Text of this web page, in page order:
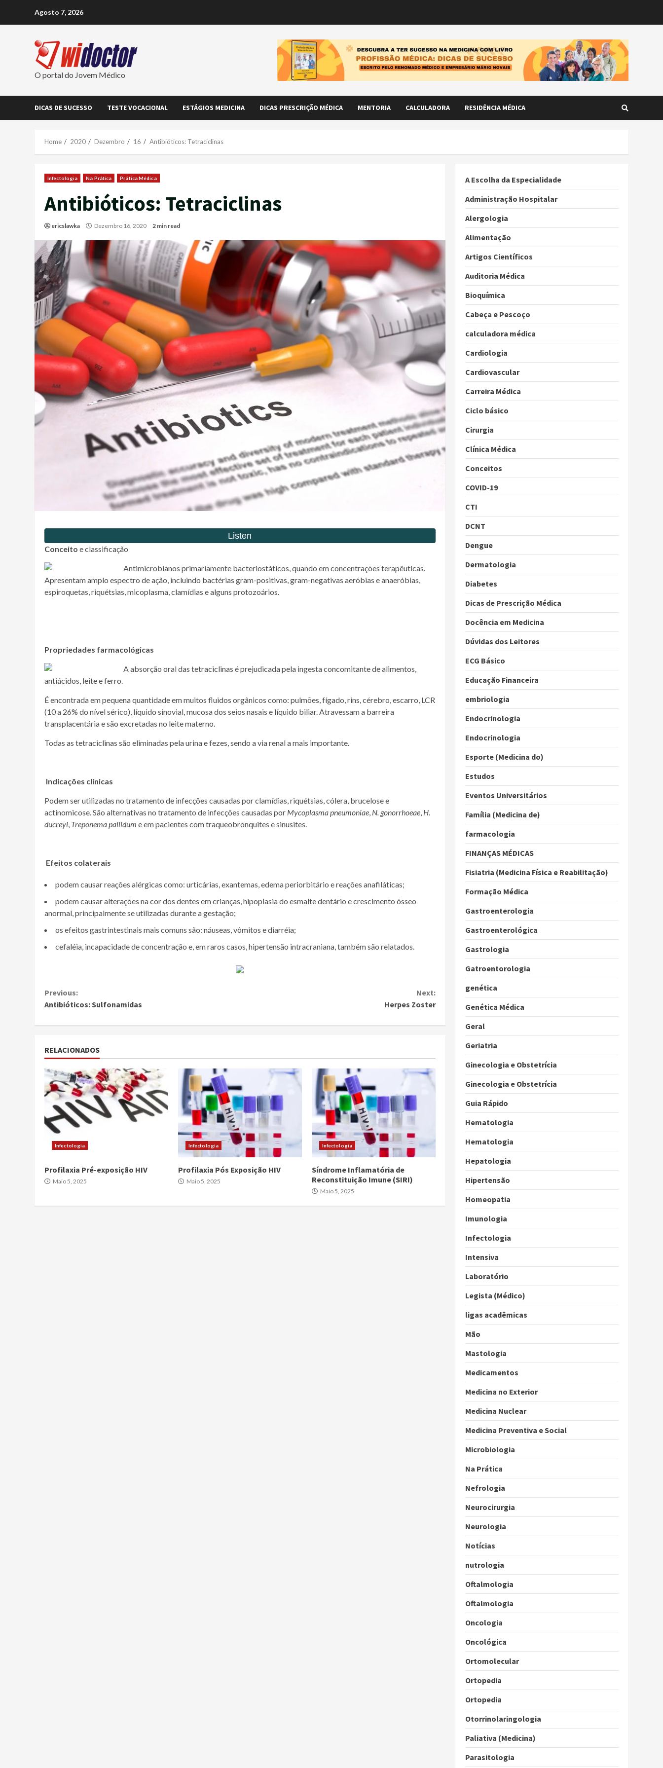
Agosto 7, 2026
O portal do Jovem Médico
DICAS DE SUCESSO TESTE VOCACIONAL ESTÁGIOS MEDICINA DICAS PRESCRIÇÃO MÉDICA MENTORIA CALCULADORA RESIDÊNCIA MÉDICA
Home 2020 Dezembro 16 Antibióticos: Tetraciclinas
Infectologia Na Prática Prática Médica
Antibióticos: Tetraciclinas
ericslawka Dezembro 16, 2020 2 min read
Conceito e classificação
Antimicrobianos primariamente bacteriostáticos, quando em concentrações terapêuticas.
Apresentam amplo espectro de ação, incluindo bactérias gram-positivas, gram-negativas aeróbias e anaeróbias,
espiroquetas, riquétsias, micoplasma, clamídias e alguns protozoários.
Propriedades farmacológicas
A absorção oral das tetraciclinas é prejudicada pela ingesta concomitante de alimentos,
antiácidos, leite e ferro.
É encontrada em pequena quantidade em muitos fluidos orgânicos como: pulmões, fígado, rins, cérebro, escarro, LCR
(10 a 26% do nível sérico), líquido sinovial, mucosa dos seios nasais e líquido biliar. Atravessam a barreira
transplacentária e são excretadas no leite materno.
Todas as tetraciclinas são eliminadas pela urina e fezes, sendo a via renal a mais importante.
Indicações clínicas
Podem ser utilizadas no tratamento de infecções causadas por clamídias, riquétsias, cólera, brucelose e
actinomicose. São alternativas no tratamento de infecções causadas por Mycoplasma pneumoniae, N. gonorrhoeae, H.
ducreyi, Treponema pallidum e em pacientes com traqueobronquites e sinusites.
Efeitos colaterais
podem causar reações alérgicas como: urticárias, exantemas, edema periorbitário e reações anafiláticas;
podem causar alterações na cor dos dentes em crianças, hipoplasia do esmalte dentário e crescimento ósseo
anormal, principalmente se utilizadas durante a gestação;
os efeitos gastrintestinais mais comuns são: náuseas, vômitos e diarréia;
cefaléia, incapacidade de concentração e, em raros casos, hipertensão intracraniana, também são relatados.
Continue
Previous:
Antibióticos: Sulfonamidas
Next:
Herpes Zoster
RELACIONADOS
Infectologia
Profilaxia Pré-exposição HIV
Maio 5, 2025
Infectologia
Profilaxia Pós Exposição HIV
Maio 5, 2025
Infectologia
Síndrome Inflamatória de
Reconstituição Imune (SIRI)
Maio 5, 2025
A Escolha da Especialidade
Administração Hospitalar
Alergologia
Alimentação
Artigos Científicos
Auditoria Médica
Bioquímica
Cabeça e Pescoço
calculadora médica
Cardiologia
Cardiovascular
Carreira Médica
Ciclo básico
Cirurgia
Clínica Médica
Conceitos
COVID-19
CTI
DCNT
Dengue
Dermatologia
Diabetes
Dicas de Prescrição Médica
Docência em Medicina
Dúvidas dos Leitores
ECG Básico
Educação Financeira
embriologia
Endocrinologia
Endocrinologia
Esporte (Medicina do)
Estudos
Eventos Universitários
Família (Medicina de)
farmacologia
FINANÇAS MÉDICAS
Fisiatria (Medicina Física e Reabilitação)
Formação Médica
Gastroenterologia
Gastroenterológica
Gastrologia
Gatroentorologia
genética
Genética Médica
Geral
Geriatria
Ginecologia e Obstetrícia
Ginecologia e Obstetrícia
Guia Rápido
Hematologia
Hematologia
Hepatologia
Hipertensão
Homeopatia
Imunologia
Infectologia
Intensiva
Laboratório
Legista (Médico)
ligas acadêmicas
Mão
Mastologia
Medicamentos
Medicina no Exterior
Medicina Nuclear
Medicina Preventiva e Social
Microbiologia
Na Prática
Nefrologia
Neurocirurgia
Neurologia
Notícias
nutrologia
Oftalmologia
Oftalmologia
Oncologia
Oncológica
Ortomolecular
Ortopedia
Ortopedia
Otorrinolaringologia
Paliativa (Medicina)
Parasitologia